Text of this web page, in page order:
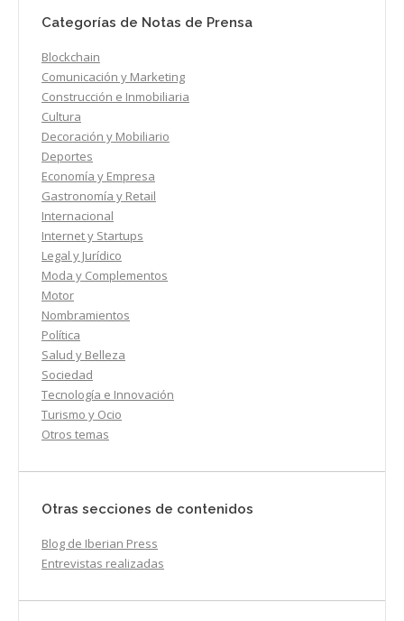
Categorías de Notas de Prensa
Blockchain
Comunicación y Marketing
Construcción e Inmobiliaria
Cultura
Decoración y Mobiliario
Deportes
Economía y Empresa
Gastronomía y Retail
Internacional
Internet y Startups
Legal y Jurídico
Moda y Complementos
Motor
Nombramientos
Política
Salud y Belleza
Sociedad
Tecnología e Innovación
Turismo y Ocio
Otros temas
Otras secciones de contenidos
Blog de Iberian Press
Entrevistas realizadas